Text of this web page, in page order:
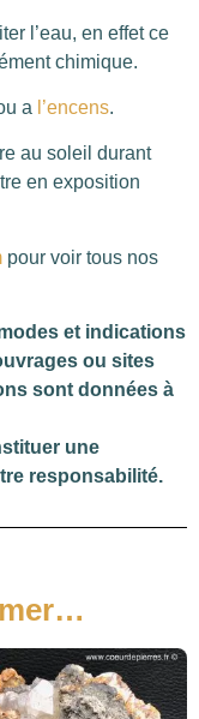
l’eau, en effet ce
chimique.
a l’encens.
au soleil durant
en exposition
pour voir tous nos
et indications
ou sites
sont données à
une
responsabilité.